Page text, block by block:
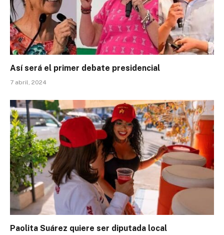
Así será el primer debate presidencial
7 abril, 2024
Paolita Suárez quiere ser diputada local